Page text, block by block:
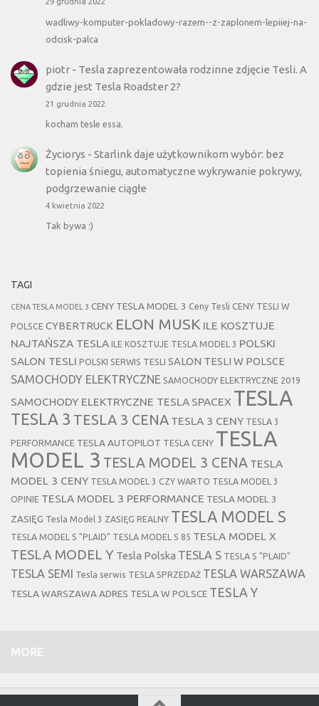
29 grudnia 2022
wadliwy-komputer-pokladowy-razem--z-zaplonem-lepiiej-na-
odcisk-palca
piotr- Tesla zaprezentowała rodzinne zdjęcie Tesli. A
gdzie jest Tesla Roadster 2?
21 grudnia 2022
kocham tesle essa.
Życiorys - Starlink daje użytkownikom wybór: bez
topienia śniegu, automatyczne wykrywanie pokrywy,
podgrzewanie ciągłe
4 kwietnia 2022
Tak bywa :)
TAGI
CENA TESLA MODEL 3 CENY TESLA MODEL 3 Ceny Tesli CENY TESLI W
POLSCE CYBERTRUCK ELON MUSK ILE KOSZTUJE
NAJTAŃSZA TESLA ILE KOSZTUJE TESLA MODEL 3 POLSKI
SALON TESLI POLSKI SERWIS TESLI SALON TESLI W POLSCE
SAMOCHODY ELEKTRYCZNE SAMOCHODY ELEKTRYCZNE 2019
SAMOCHODY ELEKTRYCZNE TESLA SPACEX TESLA
TESLA 3 TESLA 3 CENA TESLA 3 CENY TESLA 3
PERFORMANCE TESLA AUTOPILOT TESLA CENY TESLA
MODEL 3 TESLA MODEL 3 CENA TESLA
MODEL 3 CENY TESLA MODEL 3 CZY WARTO TESLA MODEL 3
OPINIE TESLA MODEL 3 PERFORMANCE TESLA MODEL 3
ZASIĘG Tesla Model 3 ZASIĘG REALNY TESLA MODEL S
TESLA MODEL S "PLAID" TESLA MODEL S 85 TESLA MODEL X
TESLA MODEL Y Tesla Polska TESLA S TESLA S "PLAID"
TESLA SEMI Tesla serwis TESLA SPRZEDAŻ TESLA WARSZAWA
TESLA WARSZAWA ADRES TESLA W POLSCE TESLA Y
MORE